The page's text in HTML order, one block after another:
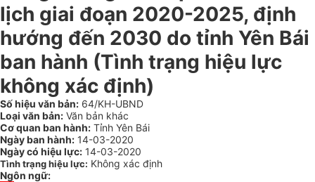
lịch giai đoạn 2020-2025, định
hướng đến 2030 do tỉnh Yên Bái
ban hành (Tình trạng hiệu lực
không xác định)
Số hiệu văn bản: 64/KH-UBND
Loại văn bản: Văn bản khác
Cơ quan ban hành: Tỉnh Yên Bái
Ngày ban hành: 14-03-2020
Ngày có hiệu lực: 14-03-2020
Tình trạng hiệu lực: Không xác định
Ngôn ngữ: